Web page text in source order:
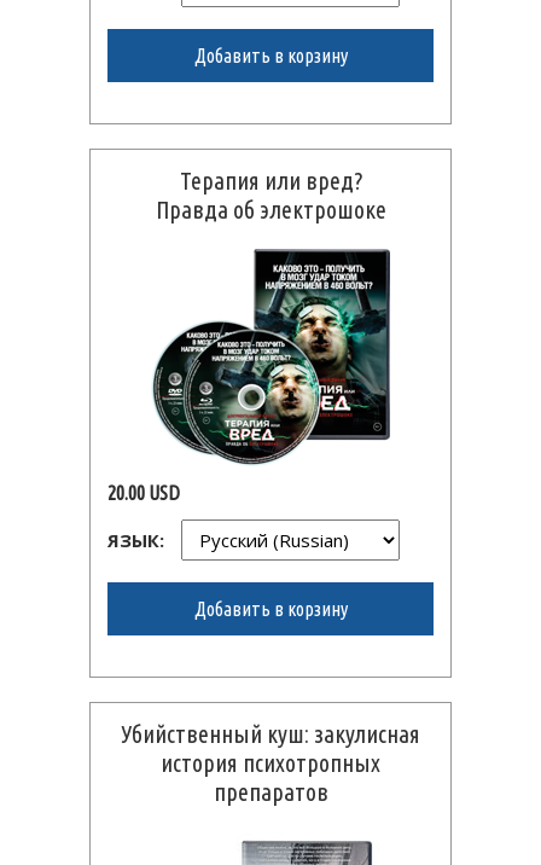
Добавить в корзину
Терапия или вред?
Правда об электрошоке
20.00 USD
ЯЗЫК:
Добавить в корзину
Убийственный куш: закулисная
история психотропных
препаратов